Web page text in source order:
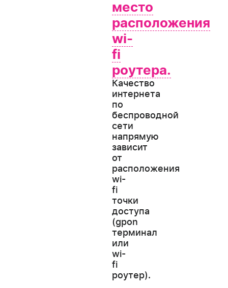
место
расположения
wi-
fi
роутера.
Качество
интернета
по
беспроводной
сети
напрямую
зависит
от
расположения
wi-
fi
точки
доступа
(gpon
терминал
или
wi-
fi
роутер).